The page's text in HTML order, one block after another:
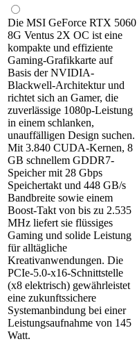
Die MSI GeForce RTX 5060
8G Ventus 2X OC ist eine
kompakte und effiziente
Gaming-Grafikkarte auf
Basis der NVIDIA-
Blackwell-Architektur und
richtet sich an Gamer, die
zuverlässige 1080p-Leistung
in einem schlanken,
unauffälligen Design suchen.
Mit 3.840 CUDA-Kernen, 8
GB schnellem GDDR7-
Speicher mit 28 Gbps
Speichertakt und 448 GB/s
Bandbreite sowie einem
Boost-Takt von bis zu 2.535
MHz liefert sie flüssiges
Gaming und solide Leistung
für alltägliche
Kreativanwendungen. Die
PCIe-5.0-x16-Schnittstelle
(x8 elektrisch) gewährleistet
eine zukunftssichere
Systemanbindung bei einer
Leistungsaufnahme von 145
Watt.